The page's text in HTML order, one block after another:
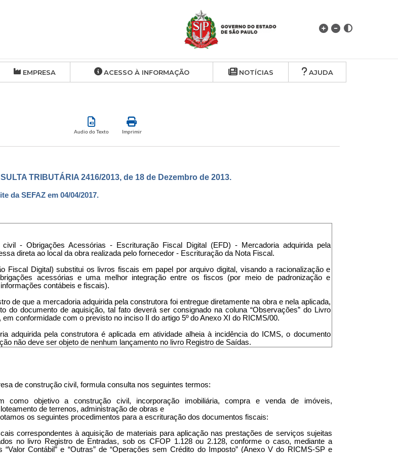
EMPRESA ACESSO À INFORMAÇÃO NOTÍCIAS AJUDA
Audio do Texto Imprimir
TRIBUTÁRIA 2416/2013, de 18 de Dezembro de 2013.
da SEFAZ em 04/04/2017.
civil - Obrigações Acessórias - Escrituração Fiscal Digital (EFD) - Mercadoria adquirida pela
direta ao local da obra realizada pelo fornecedor - Escrituração da Nota Fiscal.
Fiscal Digital) substitui os livros fiscais em papel por arquivo digital, visando a racionalização e
acessórias e uma melhor integração entre os fiscos (por meio de padronização e
contábeis e fiscais).
de que a mercadoria adquirida pela construtora foi entregue diretamente na obra e nela aplicada,
do documento de aquisição, tal fato deverá ser consignado na coluna “Observações” do Livro
em conformidade com o previsto no inciso II do artigo 5º do Anexo XI do RICMS/00.
adquirida pela construtora é aplicada em atividade alheia à incidência do ICMS, o documento
não deve ser objeto de nenhum lançamento no livro Registro de Saídas.
de construção civil, formula consulta nos seguintes termos:
como objetivo a construção civil, incorporação imobiliária, compra e venda de imóveis,
de terrenos, administração de obras e
os seguintes procedimentos para a escrituração dos documentos fiscais:
correspondentes à aquisição de materiais para aplicação nas prestações de serviços sujeitas
no livro Registro de Entradas, sob os CFOP 1.128 ou 2.128, conforme o caso, mediante a
“Valor Contábil” e “Outras” de “Operações sem Crédito do Imposto” (Anexo V do RICMS-SP e